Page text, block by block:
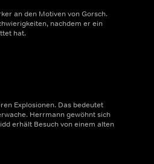
an den Motiven von Gorsch.
nachdem er ein
hat.
Explosionen. Das bedeutet
Herrmann gewöhnt sich
erhält Besuch von einem alten